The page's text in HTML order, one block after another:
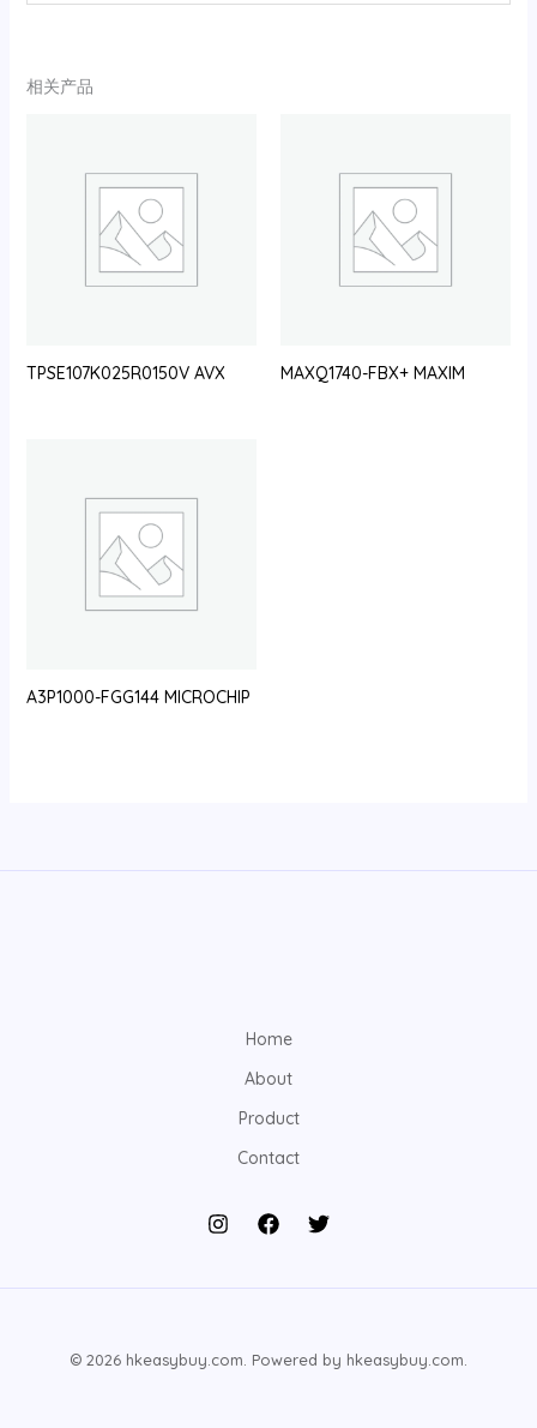
相关产品
TPSE107K025R0150V AVX MAXQ1740-FBX+ MAXIM
A3P1000-FGG144 MICROCHIP
Home
About
Product
Contact
© 2026 hkeasybuy.com. Powered by hkeasybuy.com.